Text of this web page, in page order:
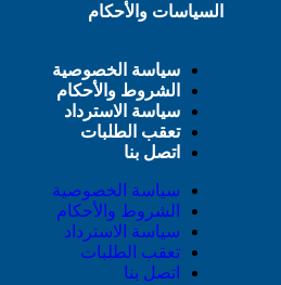
السياسات والأحكام
سياسة الخصوصية
الشروط والأحكام
سياسة الاسترداد
تعقب الطلبات
اتصل بنا
سياسة الخصوصية
الشروط والأحكام
سياسة الاسترداد
تعقب الطلبات
اتصل بنا